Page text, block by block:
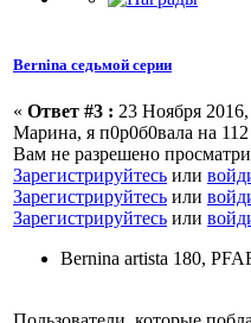
Bernina седьмой серии
« Ответ #3 : 23 Ноября
Марина, я п0р0б0вала на
Вам не разрешено
Зарегистрируйтесь или
Зарегистрируйтесь или
Зарегистрируйтесь или
Bernina artista 180,